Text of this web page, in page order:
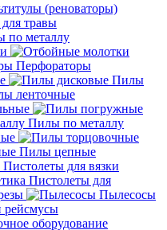
(реноваторы)
травы
металлу
Перфораторы
Пилы
ленточные
Пилы по металлу
Пилы цепные
Пистолеты для вязки
Пистолеты для
Пылесосы
рейсмусы
оборудование